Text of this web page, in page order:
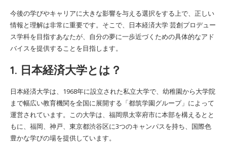
今後の学びやキャリアに大きな影響を与える選択をする上で、正しい
情報と理解は非常に重要です。そこで、日本経済大学 芸創プロデュー
ス学科を目指すあなたが、自分の夢に一歩近づくための具体的なアド
バイスを提供することを目指します。
1. 日本経済大学とは？
日本経済大学は、1968年に設立された私立大学で、幼稚園から大学院
まで幅広い教育機関を全国に展開する「都筑学園グループ」によって
運営されています。この大学は、福岡県太宰府市に本部を構えるとと
もに、福岡、神戸、東京都渋谷区に3つのキャンパスを持ち、国際色
豊かな学びの場を提供しています。